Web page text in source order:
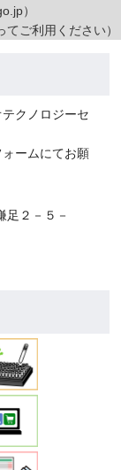
）
ご利用ください）
クノロジーセ
ォームにてお願
２－５－